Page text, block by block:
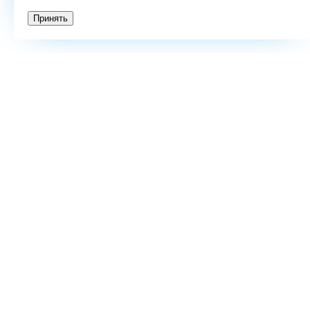
Принять